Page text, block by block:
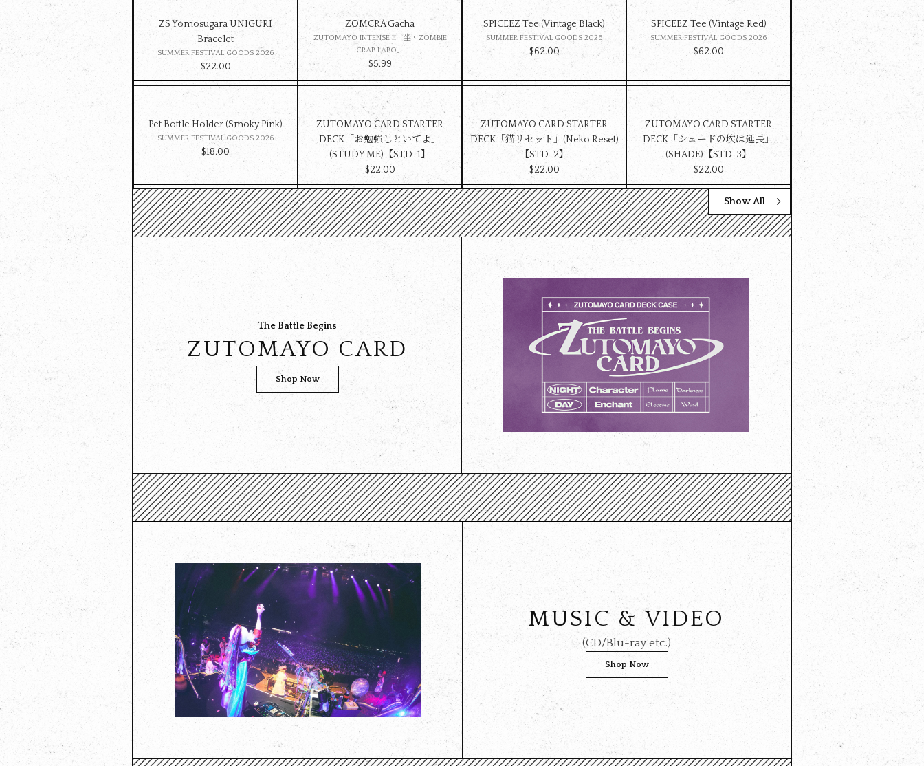
ZS Yomosugara UNIGURI
Bracelet
SUMMER FESTIVAL GOODS 2026
$‌22.00
ZOMCRA Gacha
ZUTOMAYO INTENSE II「坐・ZOMBIE
CRAB LABO」
$‌5.99
SPICEEZ Tee (Vintage Black)
SUMMER FESTIVAL GOODS 2026
$‌62.00
SPICEEZ Tee (Vintage Red)
SUMMER FESTIVAL GOODS 2026
$‌62.00
Pet Bottle Holder (Smoky Pink)
SUMMER FESTIVAL GOODS 2026
$‌18.00
ZUTOMAYO CARD STARTER
DECK「お勉強しといてよ」
(STUDY ME)【STD-1】
$‌22.00
ZUTOMAYO CARD STARTER
DECK「猫リセット」(Neko Reset)
【STD-2】
$‌22.00
ZUTOMAYO CARD STARTER
DECK「シェードの埃は延長」
(SHADE)【STD-3】
$‌22.00
Show All
The Battle Begins
ZUTOMAYO CARD
Shop Now
MUSIC & VIDEO
(CD/Blu-ray etc.)
Shop Now